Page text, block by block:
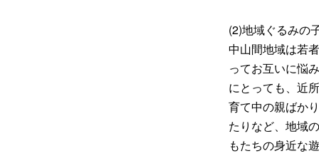
(2)地域ぐるみの
中山間地域は若
ってお互いに悩
にとっても、近
育て中の親ばか
たりなど、地域
もたちの身近な